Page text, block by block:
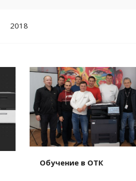
2018
Обучение в ОТК